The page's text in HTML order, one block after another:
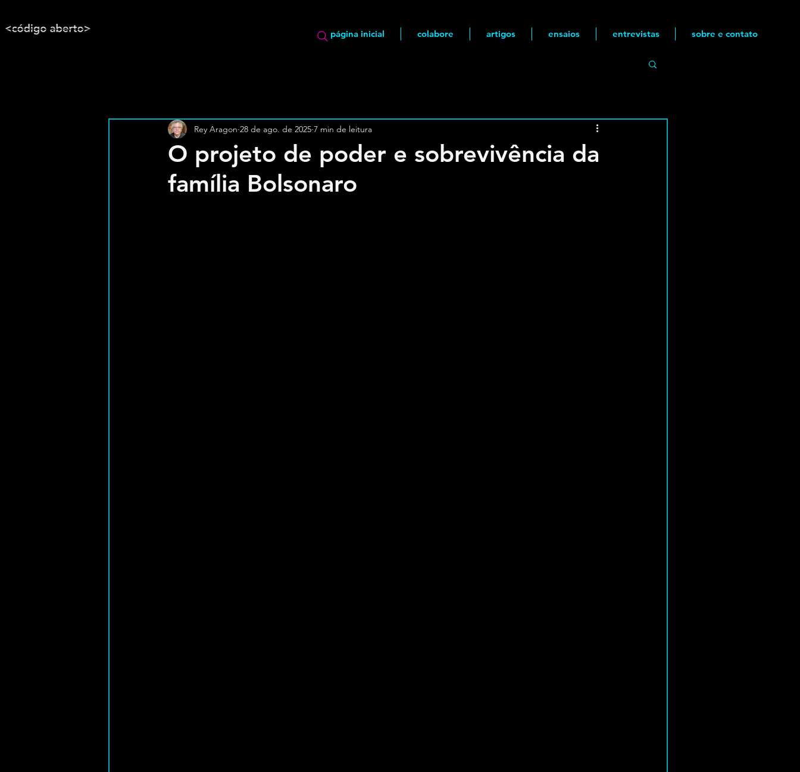
página inicial colabore artigos ensaios entrevistas sobre e contato
O projeto de poder e sobrevivência da
família Bolsonaro
Rey Aragon 28 de ago. de 2025 7 min de leitura